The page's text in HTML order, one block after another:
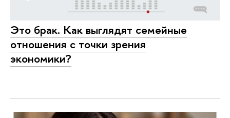
Это брак. Как выглядят семейные
отношения с точки зрения
экономики?